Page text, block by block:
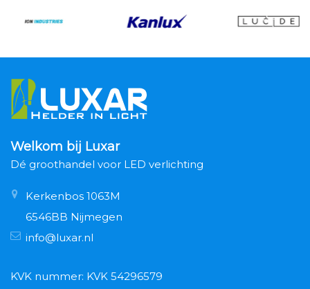
Welkom bij Luxar
Dé groothandel voor LED verlichting
Kerkenbos 1063M
6546BB Nijmegen
info@luxar.nl
KVK nummer: KVK 54296579